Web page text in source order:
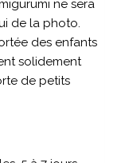
ne sera
de la photo.
des enfants
solidement
de petits